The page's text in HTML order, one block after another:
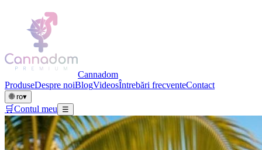
Cannadom
ProduseDespre noiBlogVideosÎntrebări frecventeContact
🌐ro▾
🛒Contul meu ☰